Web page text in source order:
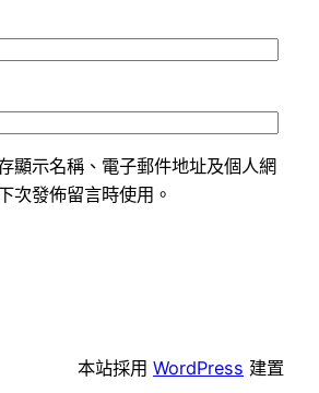
顯示名稱、電子郵件地址及個人網
次發佈留言時使用。
本站採用 WordPress 建置